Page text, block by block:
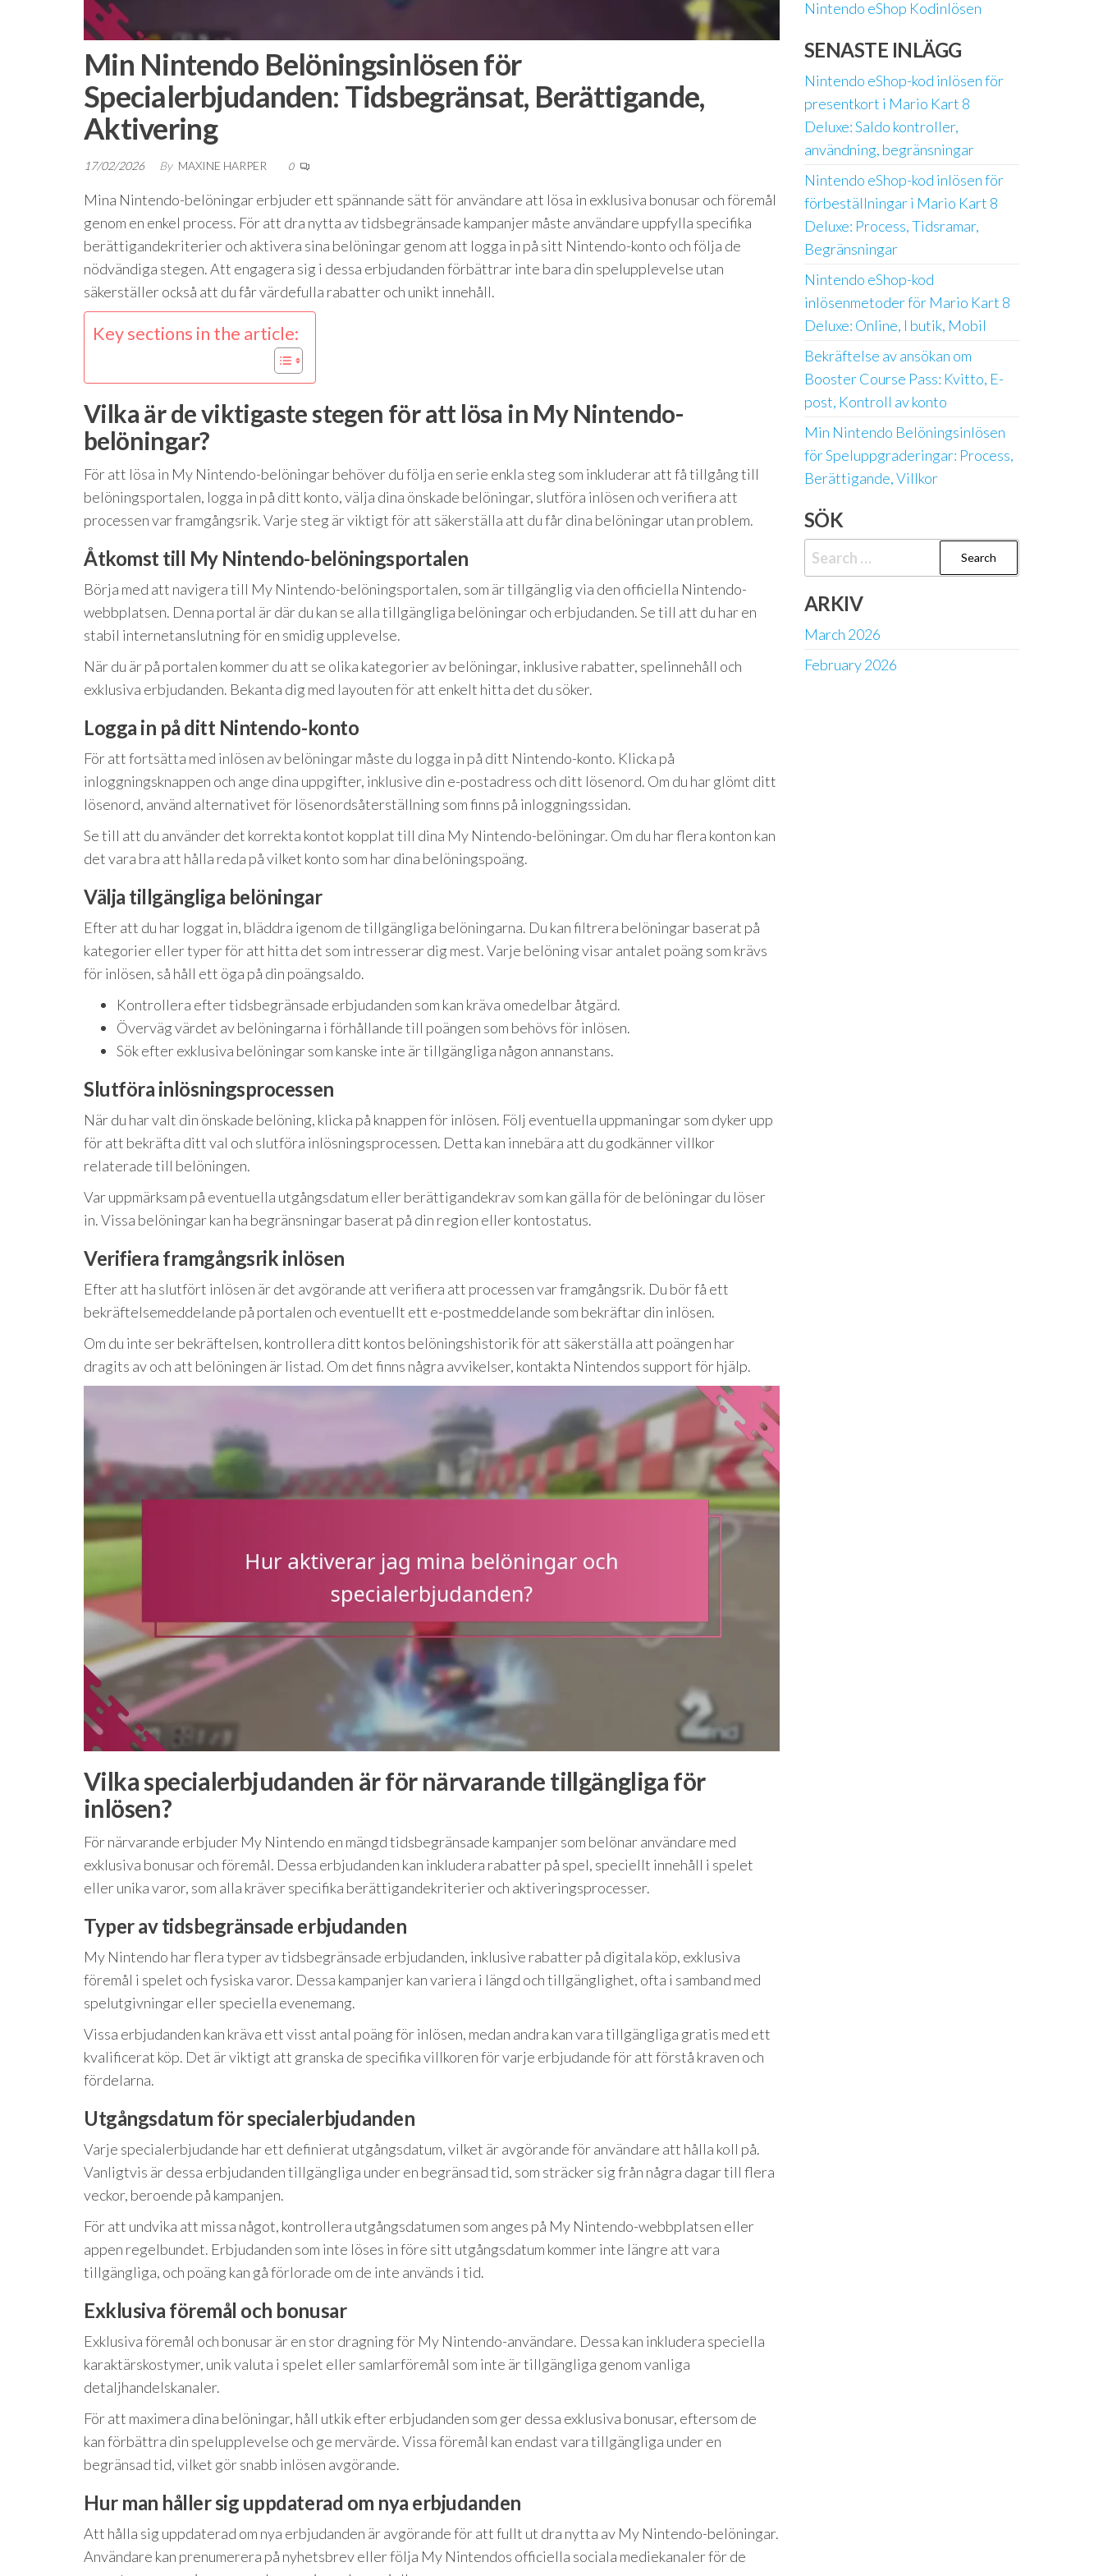
Min Nintendo Belöningsinlösen för
Specialerbjudanden: Tidsbegränsat, Berättigande,
Aktivering
17/02/2026 By MAXINE HARPER 0
Mina Nintendo-belöningar erbjuder ett spännande sätt för användare att lösa in exklusiva bonusar och föremål
genom en enkel process. För att dra nytta av tidsbegränsade kampanjer måste användare uppfylla specifika
berättigandekriterier och aktivera sina belöningar genom att logga in på sitt Nintendo-konto och följa de
nödvändiga stegen. Att engagera sig i dessa erbjudanden förbättrar inte bara din spelupplevelse utan
säkerställer också att du får värdefulla rabatter och unikt innehåll.
Key sections in the article:
Vilka är de viktigaste stegen för att lösa in My Nintendo-
belöningar?
För att lösa in My Nintendo-belöningar behöver du följa en serie enkla steg som inkluderar att få tillgång till
belöningsportalen, logga in på ditt konto, välja dina önskade belöningar, slutföra inlösen och verifiera att
processen var framgångsrik. Varje steg är viktigt för att säkerställa att du får dina belöningar utan problem.
Åtkomst till My Nintendo-belöningsportalen
Börja med att navigera till My Nintendo-belöningsportalen, som är tillgänglig via den officiella Nintendo-
webbplatsen. Denna portal är där du kan se alla tillgängliga belöningar och erbjudanden. Se till att du har en
stabil internetanslutning för en smidig upplevelse.
När du är på portalen kommer du att se olika kategorier av belöningar, inklusive rabatter, spelinnehåll och
exklusiva erbjudanden. Bekanta dig med layouten för att enkelt hitta det du söker.
Logga in på ditt Nintendo-konto
För att fortsätta med inlösen av belöningar måste du logga in på ditt Nintendo-konto. Klicka på
inloggningsknappen och ange dina uppgifter, inklusive din e-postadress och ditt lösenord. Om du har glömt ditt
lösenord, använd alternativet för lösenordsåterställning som finns på inloggningssidan.
Se till att du använder det korrekta kontot kopplat till dina My Nintendo-belöningar. Om du har flera konton kan
det vara bra att hålla reda på vilket konto som har dina belöningspoäng.
Välja tillgängliga belöningar
Efter att du har loggat in, bläddra igenom de tillgängliga belöningarna. Du kan filtrera belöningar baserat på
kategorier eller typer för att hitta det som intresserar dig mest. Varje belöning visar antalet poäng som krävs
för inlösen, så håll ett öga på din poängsaldo.
Kontrollera efter tidsbegränsade erbjudanden som kan kräva omedelbar åtgärd.
Överväg värdet av belöningarna i förhållande till poängen som behövs för inlösen.
Sök efter exklusiva belöningar som kanske inte är tillgängliga någon annanstans.
Slutföra inlösningsprocessen
När du har valt din önskade belöning, klicka på knappen för inlösen. Följ eventuella uppmaningar som dyker upp
för att bekräfta ditt val och slutföra inlösningsprocessen. Detta kan innebära att du godkänner villkor
relaterade till belöningen.
Var uppmärksam på eventuella utgångsdatum eller berättigandekrav som kan gälla för de belöningar du löser
in. Vissa belöningar kan ha begränsningar baserat på din region eller kontostatus.
Verifiera framgångsrik inlösen
Efter att ha slutfört inlösen är det avgörande att verifiera att processen var framgångsrik. Du bör få ett
bekräftelsemeddelande på portalen och eventuellt ett e-postmeddelande som bekräftar din inlösen.
Om du inte ser bekräftelsen, kontrollera ditt kontos belöningshistorik för att säkerställa att poängen har
dragits av och att belöningen är listad. Om det finns några avvikelser, kontakta Nintendos support för hjälp.
Vilka specialerbjudanden är för närvarande tillgängliga för
inlösen?
För närvarande erbjuder My Nintendo en mängd tidsbegränsade kampanjer som belönar användare med
exklusiva bonusar och föremål. Dessa erbjudanden kan inkludera rabatter på spel, speciellt innehåll i spelet
eller unika varor, som alla kräver specifika berättigandekriterier och aktiveringsprocesser.
Typer av tidsbegränsade erbjudanden
My Nintendo har flera typer av tidsbegränsade erbjudanden, inklusive rabatter på digitala köp, exklusiva
föremål i spelet och fysiska varor. Dessa kampanjer kan variera i längd och tillgänglighet, ofta i samband med
spelutgivningar eller speciella evenemang.
Vissa erbjudanden kan kräva ett visst antal poäng för inlösen, medan andra kan vara tillgängliga gratis med ett
kvalificerat köp. Det är viktigt att granska de specifika villkoren för varje erbjudande för att förstå kraven och
fördelarna.
Utgångsdatum för specialerbjudanden
Varje specialerbjudande har ett definierat utgångsdatum, vilket är avgörande för användare att hålla koll på.
Vanligtvis är dessa erbjudanden tillgängliga under en begränsad tid, som sträcker sig från några dagar till flera
veckor, beroende på kampanjen.
För att undvika att missa något, kontrollera utgångsdatumen som anges på My Nintendo-webbplatsen eller
appen regelbundet. Erbjudanden som inte löses in före sitt utgångsdatum kommer inte längre att vara
tillgängliga, och poäng kan gå förlorade om de inte används i tid.
Exklusiva föremål och bonusar
Exklusiva föremål och bonusar är en stor dragning för My Nintendo-användare. Dessa kan inkludera speciella
karaktärskostymer, unik valuta i spelet eller samlarföremål som inte är tillgängliga genom vanliga
detaljhandelskanaler.
För att maximera dina belöningar, håll utkik efter erbjudanden som ger dessa exklusiva bonusar, eftersom de
kan förbättra din spelupplevelse och ge mervärde. Vissa föremål kan endast vara tillgängliga under en
begränsad tid, vilket gör snabb inlösen avgörande.
Hur man håller sig uppdaterad om nya erbjudanden
Att hålla sig uppdaterad om nya erbjudanden är avgörande för att fullt ut dra nytta av My Nintendo-belöningar.
Användare kan prenumerera på nyhetsbrev eller följa My Nintendos officiella sociala mediekanaler för de
Nintendo eShop Kodinlösen
SENASTE INLÄGG
Nintendo eShop-kod inlösen för
presentkort i Mario Kart 8
Deluxe: Saldo kontroller,
användning, begränsningar
Nintendo eShop-kod inlösen för
förbeställningar i Mario Kart 8
Deluxe: Process, Tidsramar,
Begränsningar
Nintendo eShop-kod
inlösenmetoder för Mario Kart 8
Deluxe: Online, I butik, Mobil
Bekräftelse av ansökan om
Booster Course Pass: Kvitto, E-
post, Kontroll av konto
Min Nintendo Belöningsinlösen
för Speluppgraderingar: Process,
Berättigande, Villkor
SÖK
Search
for:
ARKIV
March 2026
February 2026